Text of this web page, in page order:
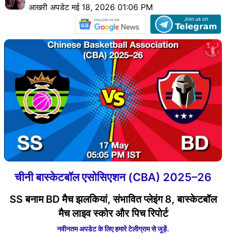
आखरी अपडेट मई 18, 2026 01:06 PM
चीनी बास्केटबॉल एसोसिएशन (CBA) 2025–26
SS बनाम BD मैच झलकियां, संभावित प्लेइंग 8, बास्केटबॉल
मैच लाइव स्कोर और पिच रिपोर्ट
नवीनतम अपडेट के लिए हमारे टेलीग्राम से जुड़ें.